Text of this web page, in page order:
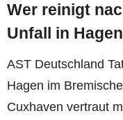
Wer reinigt
Unfall in
AST Deutschland
Hagen im
Cuxhaven vertraut